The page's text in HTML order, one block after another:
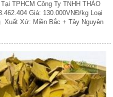
TPHCM Công Ty TNHH THẢO
Giá: 130.000VNĐ/kg Loại
Xuất Xứ: Miền Bắc + Tây Nguyên